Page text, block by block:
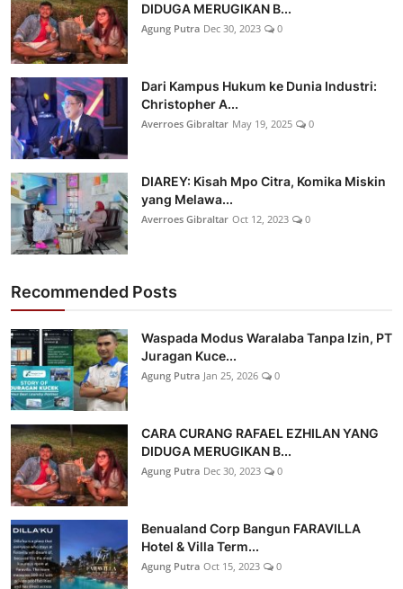
DIDUGA MERUGIKAN B...
Agung Putra Dec 30, 2023 0
Dari Kampus Hukum ke Dunia Industri:
Christopher A...
Averroes Gibraltar May 19, 2025 0
DIAREY: Kisah Mpo Citra, Komika Miskin
yang Melawa...
Averroes Gibraltar Oct 12, 2023 0
Recommended Posts
Waspada Modus Waralaba Tanpa Izin, PT
Juragan Kuce...
Agung Putra Jan 25, 2026 0
CARA CURANG RAFAEL EZHILAN YANG
DIDUGA MERUGIKAN B...
Agung Putra Dec 30, 2023 0
Benualand Corp Bangun FARAVILLA
Hotel & Villa Term...
Agung Putra Oct 15, 2023 0